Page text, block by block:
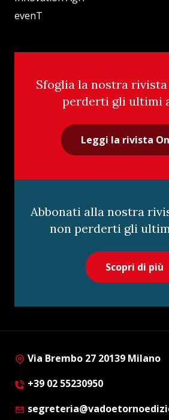
evenT
Sfoglia la nostra
perderti gli ultimi
Leggi la rivista
Abbonati alla nostra
non perderti gli
Scopri di più
Via Brembo 27 20139 Milano
+39 02 55230950